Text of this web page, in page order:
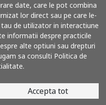
date, care le pot combina
lor direct sau pe care le-
de utilizator in interactiune
informatii despre practicile
alte optiuni sau drepturi
sa consulti Politica de
Accepta tot
cu